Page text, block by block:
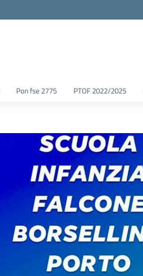
Pon fse 2775 PTOF 2022/2025